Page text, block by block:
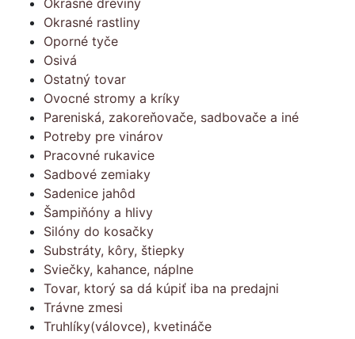
Okrasné dreviny
Okrasné rastliny
Oporné tyče
Osivá
Ostatný tovar
Ovocné stromy a kríky
Pareniská, zakoreňovače, sadbovače a iné
Potreby pre vinárov
Pracovné rukavice
Sadbové zemiaky
Sadenice jahôd
Šampiňóny a hlivy
Silóny do kosačky
Substráty, kôry, štiepky
Sviečky, kahance, náplne
Tovar, ktorý sa dá kúpiť iba na predajni
Trávne zmesi
Truhlíky(válovce), kvetináče